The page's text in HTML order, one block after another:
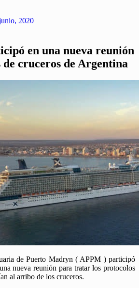
2020
en una nueva reunión
de cruceros de Argentina
de Puerto Madryn ( APPM ) participó
nueva reunión para tratar los protocolos
al arribo de los cruceros.